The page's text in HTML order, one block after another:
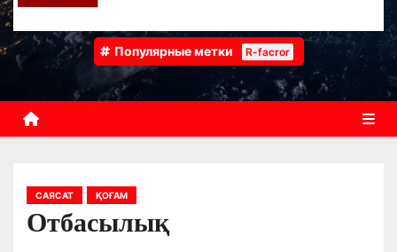
Популярные метки R-facror
САЯСАТ ҚОҒАМ
Отбасылық